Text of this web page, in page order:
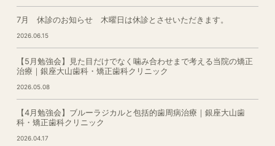
7月 休診のお知らせ 木曜日は休診とさせいただきます。
2026.06.15
【5月勉強会】見た目だけでなく噛み合わせまで考える当院の矯正
治療｜銀座大山歯科・矯正歯科クリニック
2026.05.08
【4月勉強会】ブルーラジカルと包括的歯周病治療｜銀座大山歯
科・矯正歯科クリニック
2026.04.17